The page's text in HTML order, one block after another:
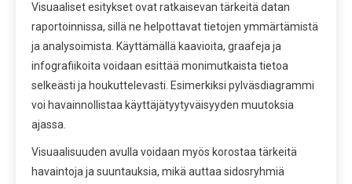
Visuaaliset esitykset ovat ratkaisevan tärkeitä datan
raportoinnissa, sillä ne helpottavat tietojen ymmärtämistä
ja analysoimista. Käyttämällä kaavioita, graafeja ja
infografiikoita voidaan esittää monimutkaista tietoa
selkeästi ja houkuttelevasti. Esimerkiksi pylväsdiagrammi
voi havainnollistaa käyttäjätyytyväisyyden muutoksia
ajassa.
Visuaalisuuden avulla voidaan myös korostaa tärkeitä
havaintoja ja suuntauksia, mikä auttaa sidosryhmiä